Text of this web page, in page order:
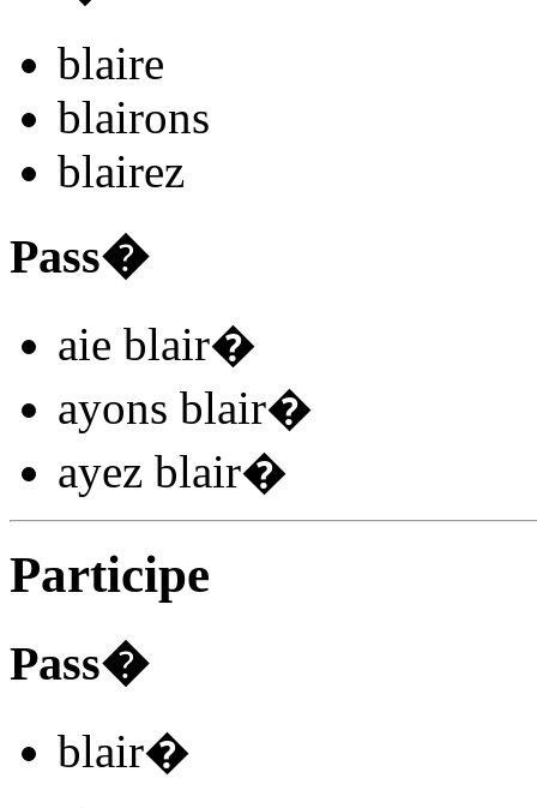
blaire
blairons
blairez
Pass�
aie blair�
ayons blair�
ayez blair�
Participe
Pass�
blair�